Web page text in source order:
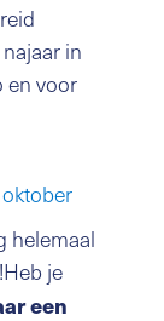
in
en voor
helemaal
je
een